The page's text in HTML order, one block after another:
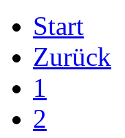
Start
Zurück
1
2